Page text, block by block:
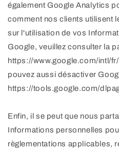
également Google Analytics
comment nos clients utilisent
sur l'utilisation de vos
Google, veuillez consulter la
https://www.google.com/intl/
pouvez aussi désactiver
https://tools.google.com/
Enfin, il se peut que nous
Informations personnelles
règlementations applicables,